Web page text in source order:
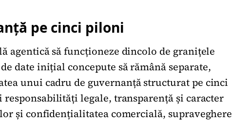
pe cinci piloni
agentică să funcționeze dincolo de granițele
date inițial concepute să rămână separate,
unui cadru de guvernanță structurat pe cinci
legale, transparență și caracter
și confidențialitatea comercială, supraveghere